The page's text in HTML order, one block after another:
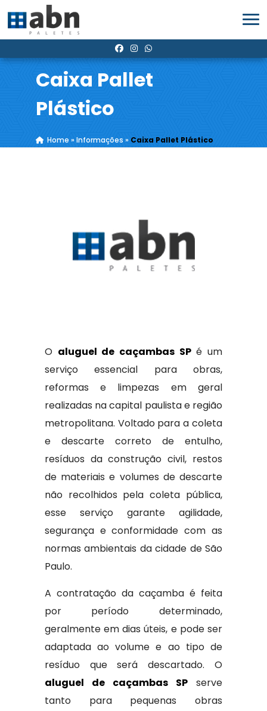
Caixa Pallet
Plástico
Home»Informações » Caixa Pallet Plástico
O aluguel de caçambas SPé um
serviço essencial para obras,
reformas e limpezas em geral
realizadas na capital paulista e região
metropolitana. Voltado para a coleta
e descarte correto de entulho,
resíduos da construção civil, restos
de materiais e volumes de descarte
não recolhidos pela coleta pública,
esse serviço garante agilidade,
segurança e conformidade com as
normas ambientais da cidade de São
Paulo.
A contratação da caçamba é feita
por período determinado,
geralmente em dias úteis, e pode ser
adaptada ao volume e ao tipo de
resíduo que será descartado. O
aluguel de caçambas SP serve
tanto para pequenas obras